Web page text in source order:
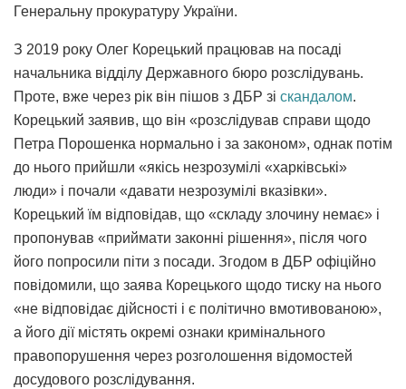
Генеральну прокуратуру України.
З 2019 року Олег Корецький працював на посаді
начальника відділу Державного бюро розслідувань.
Проте, вже через рік він пішов з ДБР зі скандалом.
Корецький заявив, що він «розслідував справи щодо
Петра Порошенка нормально і за законом», однак потім
до нього прийшли «якісь незрозумілі «харківські»
люди» і почали «давати незрозумілі вказівки».
Корецький їм відповідав, що «складу злочину немає» і
пропонував «приймати законні рішення», після чого
його попросили піти з посади. Згодом в ДБР офіційно
повідомили, що заява Корецького щодо тиску на нього
«не відповідає дійсності і є політично вмотивованою»,
а його дії містять окремі ознаки кримінального
правопорушення через розголошення відомостей
досудового розслідування.